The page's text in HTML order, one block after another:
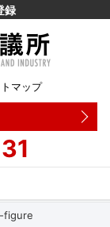
録
マップ
figure